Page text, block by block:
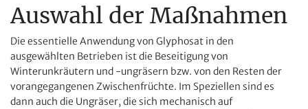
Auswahl der Maßnahmen
Die essentielle Anwendung von Glyphosat in den
ausgewählten Betrieben ist die Beseitigung von
Winterunkräutern und -ungräsern bzw. von den Resten der
vorangegangenen Zwischenfrüchte. Im Speziellen sind es
dann auch die Ungräser, die sich mechanisch auf